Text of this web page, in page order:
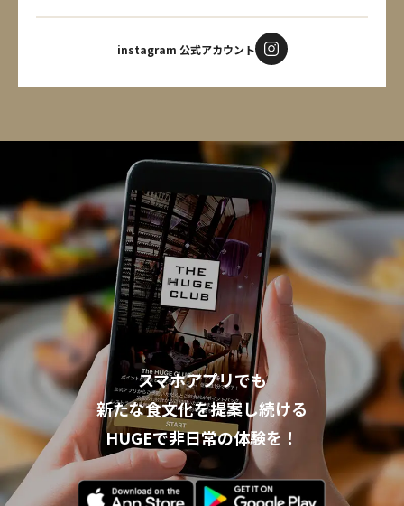
instagram 公式アカウント
スマホアプリでも
新たな食文化を提案し続ける
HUGEで非日常の体験を！